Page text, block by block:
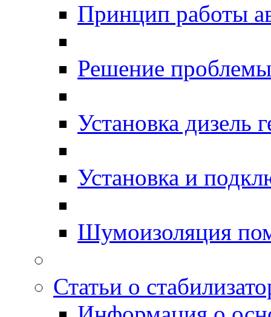
Принцип работы
Решение проблемы
Установка дизель
Установка и
Шумоизоляция
Статьи о